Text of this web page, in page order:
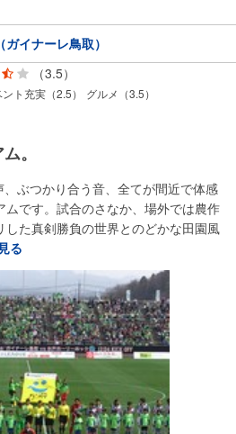
イナーレ鳥取）
（3.5）
ト充実（2.5）
グルメ（3.5）
。
ぶつかり合う音、全てが間近で体感
ムです。試合のさなか、場外では農作
た真剣勝負の世界とのどかな田園風
る